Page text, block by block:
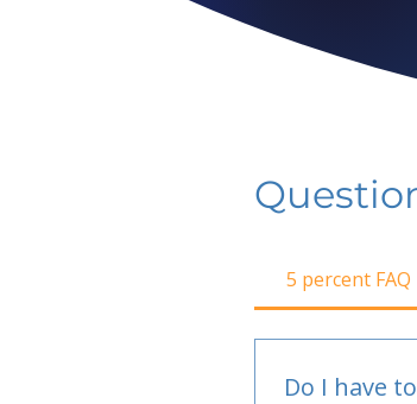
5 percent FAQ
Do I have